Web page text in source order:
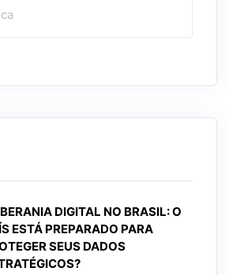
DIGITAL NO BRASIL: O
ESTÁ PREPARADO PARA
SEUS DADOS